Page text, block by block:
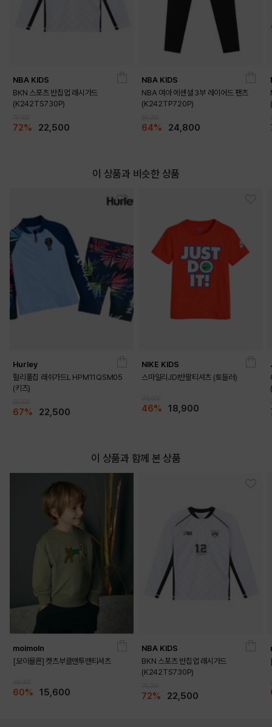
DETAILS
NBA KIDS
BKN 스포츠 반집업 래시가드
(K242TS730P)
72% 22,500
NBA KIDS
NBA 여아 에센셜 3부 레이어드 팬츠
(K242TP720P)
64% 24,800
이 상품과 비슷한 상품
Hurley
헐리풀집 래쉬가드L HPM11QSM05
(키즈)
67% 22,500
NIKE KIDS
스마일리JDI반팔티셔츠 (토들러)
46% 18,900
이 상품과 함께 본 상품
moimoln
[모이몰른] 켓츠부클맨투맨티셔츠
60% 15,600
NBA KIDS
BKN 스포츠 반집업 래시가드
(K242TS730P)
72% 22,500